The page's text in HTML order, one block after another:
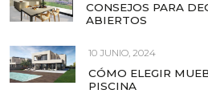
CONSEJOS PARA
ABIERTOS
10 JUNIO, 2024
CÓMO ELEGIR
PISCINA